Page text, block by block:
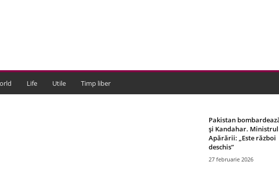
Life Utile Timp liber
Pakistan
și Kandahar. Ministrul
Apărării: „Este război
deschis”
27 februarie 2026